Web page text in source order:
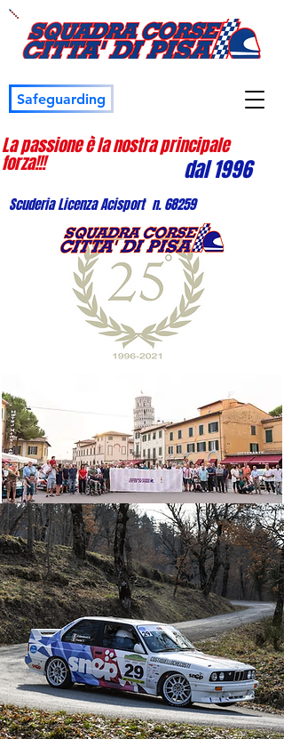
Safeguarding
La passione è la nostra principale
forza!!! dal 1996
Scuderia Licenza Acisport n. 68259